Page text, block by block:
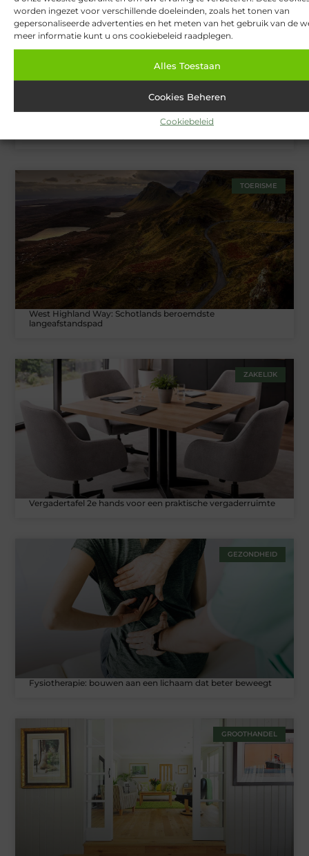
worden ingezet voor verschillende doeleinden, zoals het tonen van
gepersonaliseerde advertenties en het meten van het gebruik van de
meer informatie kunt u ons cookiebeleid raadplegen.
Alles Toestaan
Cookies Beheren
Cookiebeleid
BEAUTY EN VERZORGING
TOERISME
West Highland Way: Schotlands beroemdste
langeafstandspad
ZAKELIJK
Vergadertafel 2e hands voor een praktische vergaderruimte
GEZONDHEID
Fysiotherapie: bouwen aan een lichaam dat beter beweegt
GROOTHANDEL